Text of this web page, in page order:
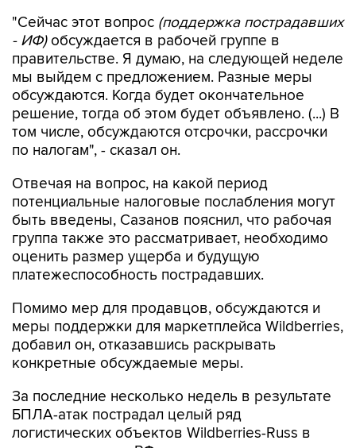
"Сейчас этот вопрос (поддержка пострадавших
- ИФ)обсуждается в рабочей группе в
правительстве. Я думаю, на следующей неделе
мы выйдем с предложением. Разные меры
обсуждаются. Когда будет окончательное
решение, тогда об этом будет объявлено. (...) В
том числе, обсуждаются отсрочки, рассрочки
по налогам", - сказал он.
Отвечая на вопрос, на какой период
потенциальные налоговые послабления могут
быть введены, Сазанов пояснил, что рабочая
группа также это рассматривает, необходимо
оценить размер ущерба и будущую
платежеспособность пострадавших.
Помимо мер для продавцов, обсуждаются и
меры поддержки для маркетплейса Wildberries,
добавил он, отказавшись раскрывать
конкретные обсуждаемые меры.
За последние несколько недель в результате
БПЛА-атак пострадал целый ряд
логистических объектов Wildberries-Russ в